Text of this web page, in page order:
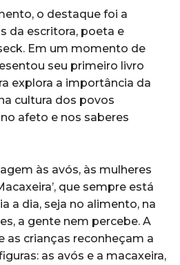
o destaque foi a
da escritora, poeta e
Em um momento de
seu primeiro livro
explora a importância da
cultura dos povos
afeto e nos saberes
às avós, às mulheres
que sempre está
a dia, seja no alimento, na
a gente nem percebe. A
as crianças reconheçam a
as avós e a macaxeira,